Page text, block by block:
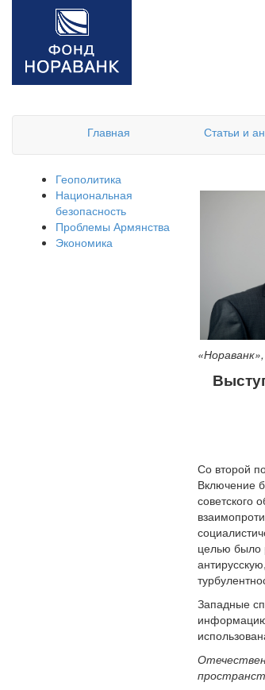
Главная
Статьи и
Геополитика
Национальная
безопасность
Проблемы Армянства
Экономика
Со второй
Включение
советского
целью было
Западные